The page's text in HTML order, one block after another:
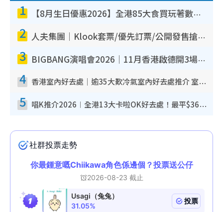
1 【8月生日優惠2026】全港85大食買玩著數攻略 自助餐/火鍋放題同行免費＋誠品/DONKI送現金券
2 人夫集團｜Klook套票/優先訂票/公開發售搶飛攻略！附票價.購票連結.場地座位表
3 BIGBANG演唱會2026｜11月香港啟德開3場！實名制VIP申請、優先購票攻略
4 香港室內好去處｜逾35大歎冷氣室內好去處推介 室內活動免費避雨無懼落雨
5 唱K推介2026︱全港13大卡啦OK好去處！最平$36起 日文K都有！(附地址+收費詳情)